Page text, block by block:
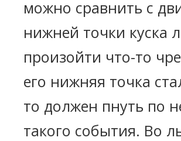
можно сравнить с
нижней точки куска
произойти что-то
его нижняя точка
то должен пнуть по
такого события. Во